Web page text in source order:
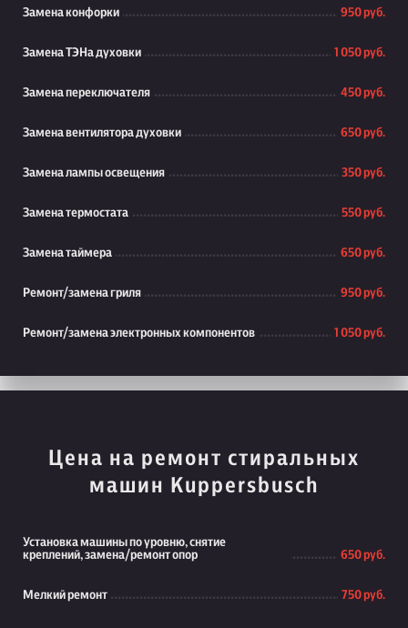
Замена конфорки 950 руб.
Замена ТЭНа духовки 1 050 руб.
Замена переключателя 450 руб.
Замена вентилятора духовки 650 руб.
Замена лампы освещения 350 руб.
Замена термостата 550 руб.
Замена таймера 650 руб.
Ремонт/замена гриля 950 руб.
Ремонт/замена электронных компонентов 1 050 руб.
Цена на ремонт стиральных
машин Kuppersbusch
Установка машины по уровню, снятие
креплений, замена/ремонт опор
650 руб.
Мелкий ремонт 750 руб.